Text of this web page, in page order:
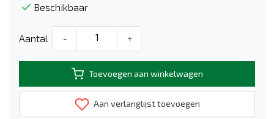
Beschikbaar
Aantal - +
Toevoegen aan winkelwagen
Aan verlanglijst toevoegen